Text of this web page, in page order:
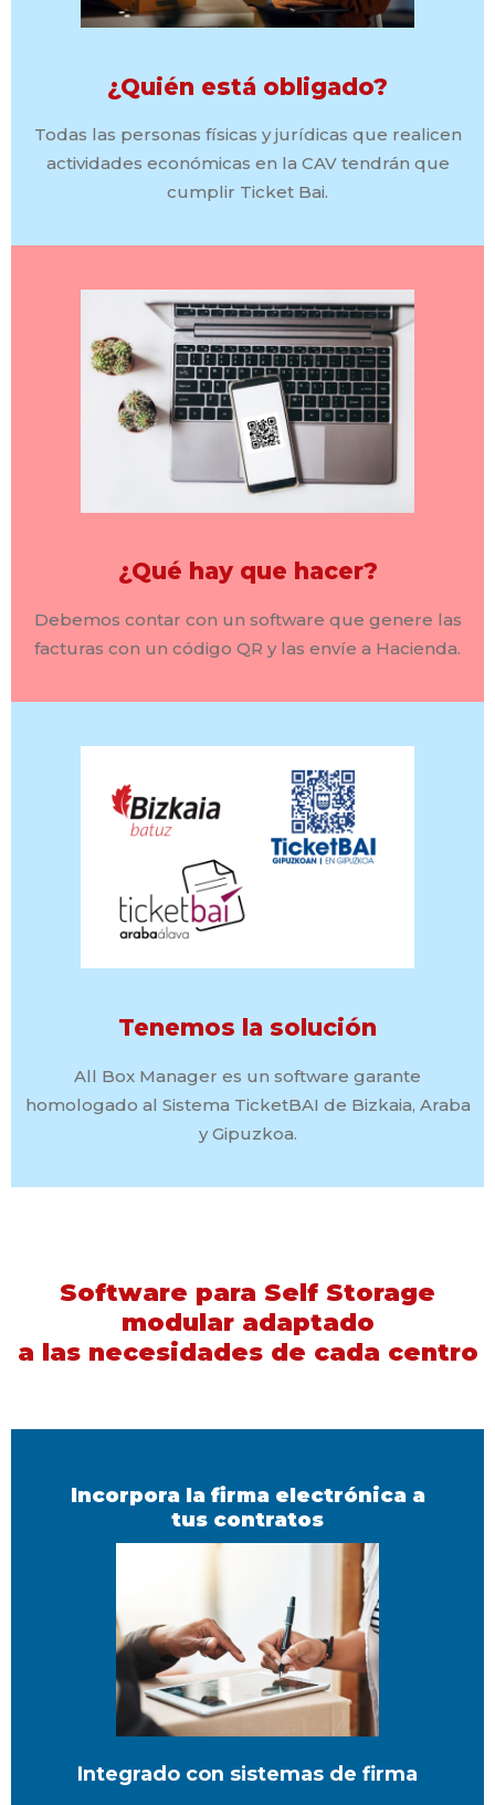
¿Quién está obligado?
Todas las personas físicas y jurídicas que realicen
actividades económicas en la CAV tendrán que
cumplir Ticket Bai.
¿Qué hay que hacer?
Debemos contar con un software que genere las
facturas con un código QR y las envíe a Hacienda.
Tenemos la solución
All Box Manager es un software garante
homologado al Sistema TicketBAI de Bizkaia, Araba
y Gipuzkoa.
Software para Self Storage
modular adaptado
a las necesidades de cada centro
Incorpora la firma electrónica a
tus contratos
Integrado con sistemas de firma